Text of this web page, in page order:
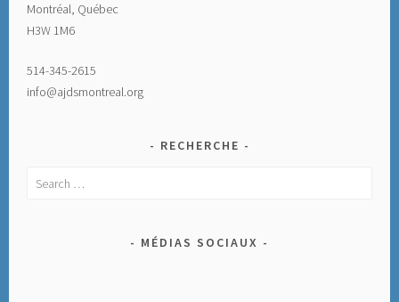
Montréal, Québec
H3W 1M6
514-345-2615
info@ajdsmontreal.org
RECHERCHE
Search
MÉDIAS SOCIAUX